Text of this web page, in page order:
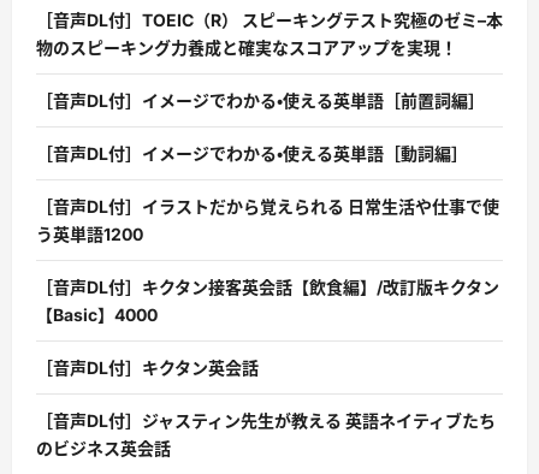
［音声DL付］TOEIC（R） スピーキングテスト究極のゼミ–本
物のスピーキング力養成と確実なスコアアップを実現！
［音声DL付］イメージでわかる・使える英単語［前置詞編］
［音声DL付］イメージでわかる・使える英単語［動詞編］
［音声DL付］イラストだから覚えられる 日常生活や仕事で使
う英単語1200
［音声DL付］キクタン接客英会話【飲食編】/改訂版キクタン
【Basic】4000
［音声DL付］キクタン英会話
［音声DL付］ジャスティン先生が教える 英語ネイティブたち
のビジネス英会話